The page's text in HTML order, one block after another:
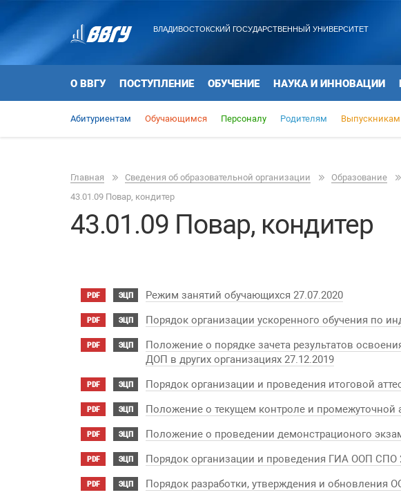
ВЛАДИВОСТОКСКИЙ ГОСУДАРСТВЕННЫЙ УНИВЕРСИТЕТ
О ВВГУ ПОСТУПЛЕНИЕ ОБУЧЕНИЕ НАУКА И ИННОВАЦИИ
Абитуриентам Обучающимся Персоналу Родителям Выпускникам
Главная Сведения об образовательной организации Образование
43.01.09 Повар, кондитер
43.01.09 Повар, кондитер
PDF ЭЦП Режим занятий обучающихся 27.07.2020
PDF ЭЦП Порядок организации ускоренного обучения по
PDF ЭЦП
Положение о порядке зачета результатов
ДОП в других организациях 27.12.2019
PDF ЭЦП Порядок организации и проведения итоговой
PDF ЭЦП Положение о текущем контроле и промежуточной
PDF ЭЦП Положение о проведении демонстрационого
PDF ЭЦП Порядок организации и проведения ГИА ООП СПО
PDF ЭЦП Порядок разработки, утверждения и обновления